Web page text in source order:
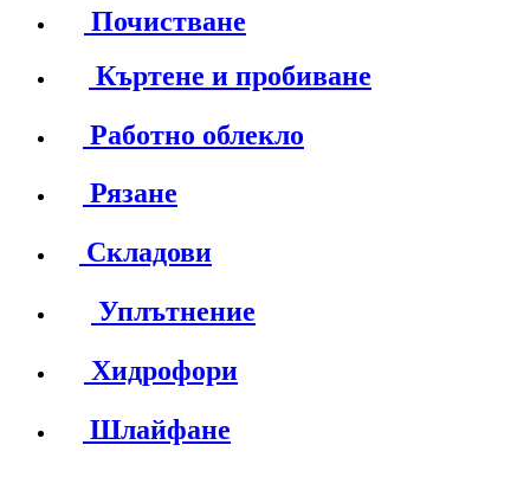
Почистване
Къртене и пробиване
Работно облекло
Рязане
Складови
Уплътнение
Хидрофори
Шлайфане